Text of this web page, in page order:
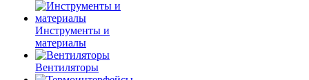
Инструменты и
материалы
Вентиляторы